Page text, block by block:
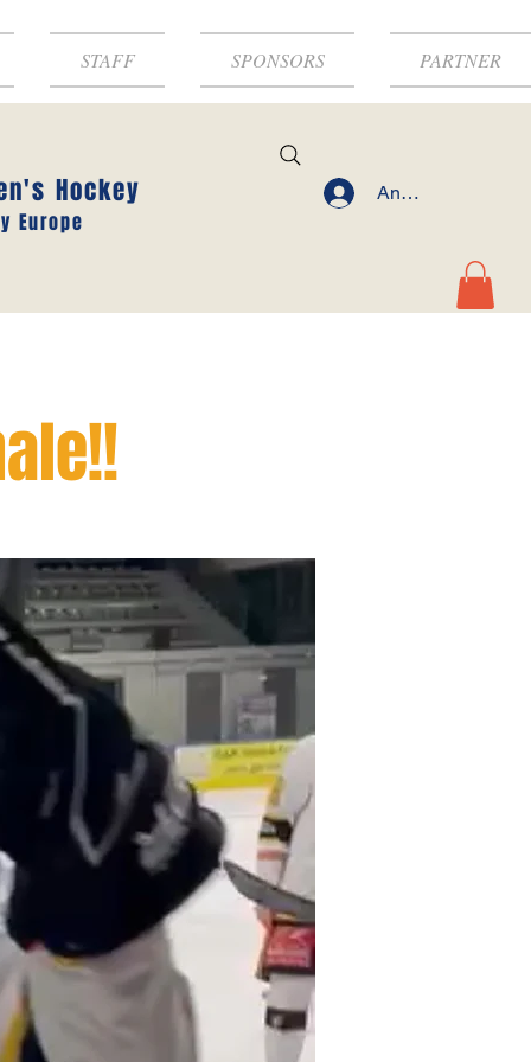
STAFF SPONSORS PARTNER
Hockey
Europe
Anmelden